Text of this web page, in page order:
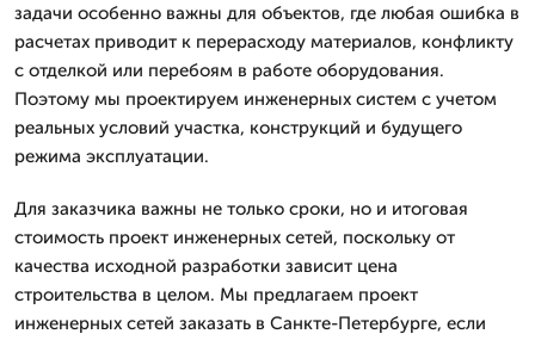
задачи особенно важны для объектов, где любая ошибка в
расчетах приводит к перерасходу материалов, конфликту
с отделкой или перебоям в работе оборудования.
Поэтому мы проектируем инженерных систем с учетом
реальных условий участка, конструкций и будущего
режима эксплуатации.
Для заказчика важны не только сроки, но и итоговая
стоимость проект инженерных сетей, поскольку от
качества исходной разработки зависит цена
строительства в целом. Мы предлагаем проект
инженерных сетей заказать в Санкте-Петербурге, если